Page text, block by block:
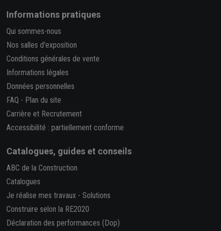
Informations pratiques
Qui sommes-nous
Nos salles d'exposition
Conditions générales de vente
Informations légales
Données personnelles
FAQ - Plan du site
Carrière et Recrutement
Accessibilité : partiellement conforme
Catalogues, guides et conseils
ABC de la Construction
Catalogues
Je réalise mes travaux - Solutions
Construire selon la RE2020
Déclaration des performances (Dop)